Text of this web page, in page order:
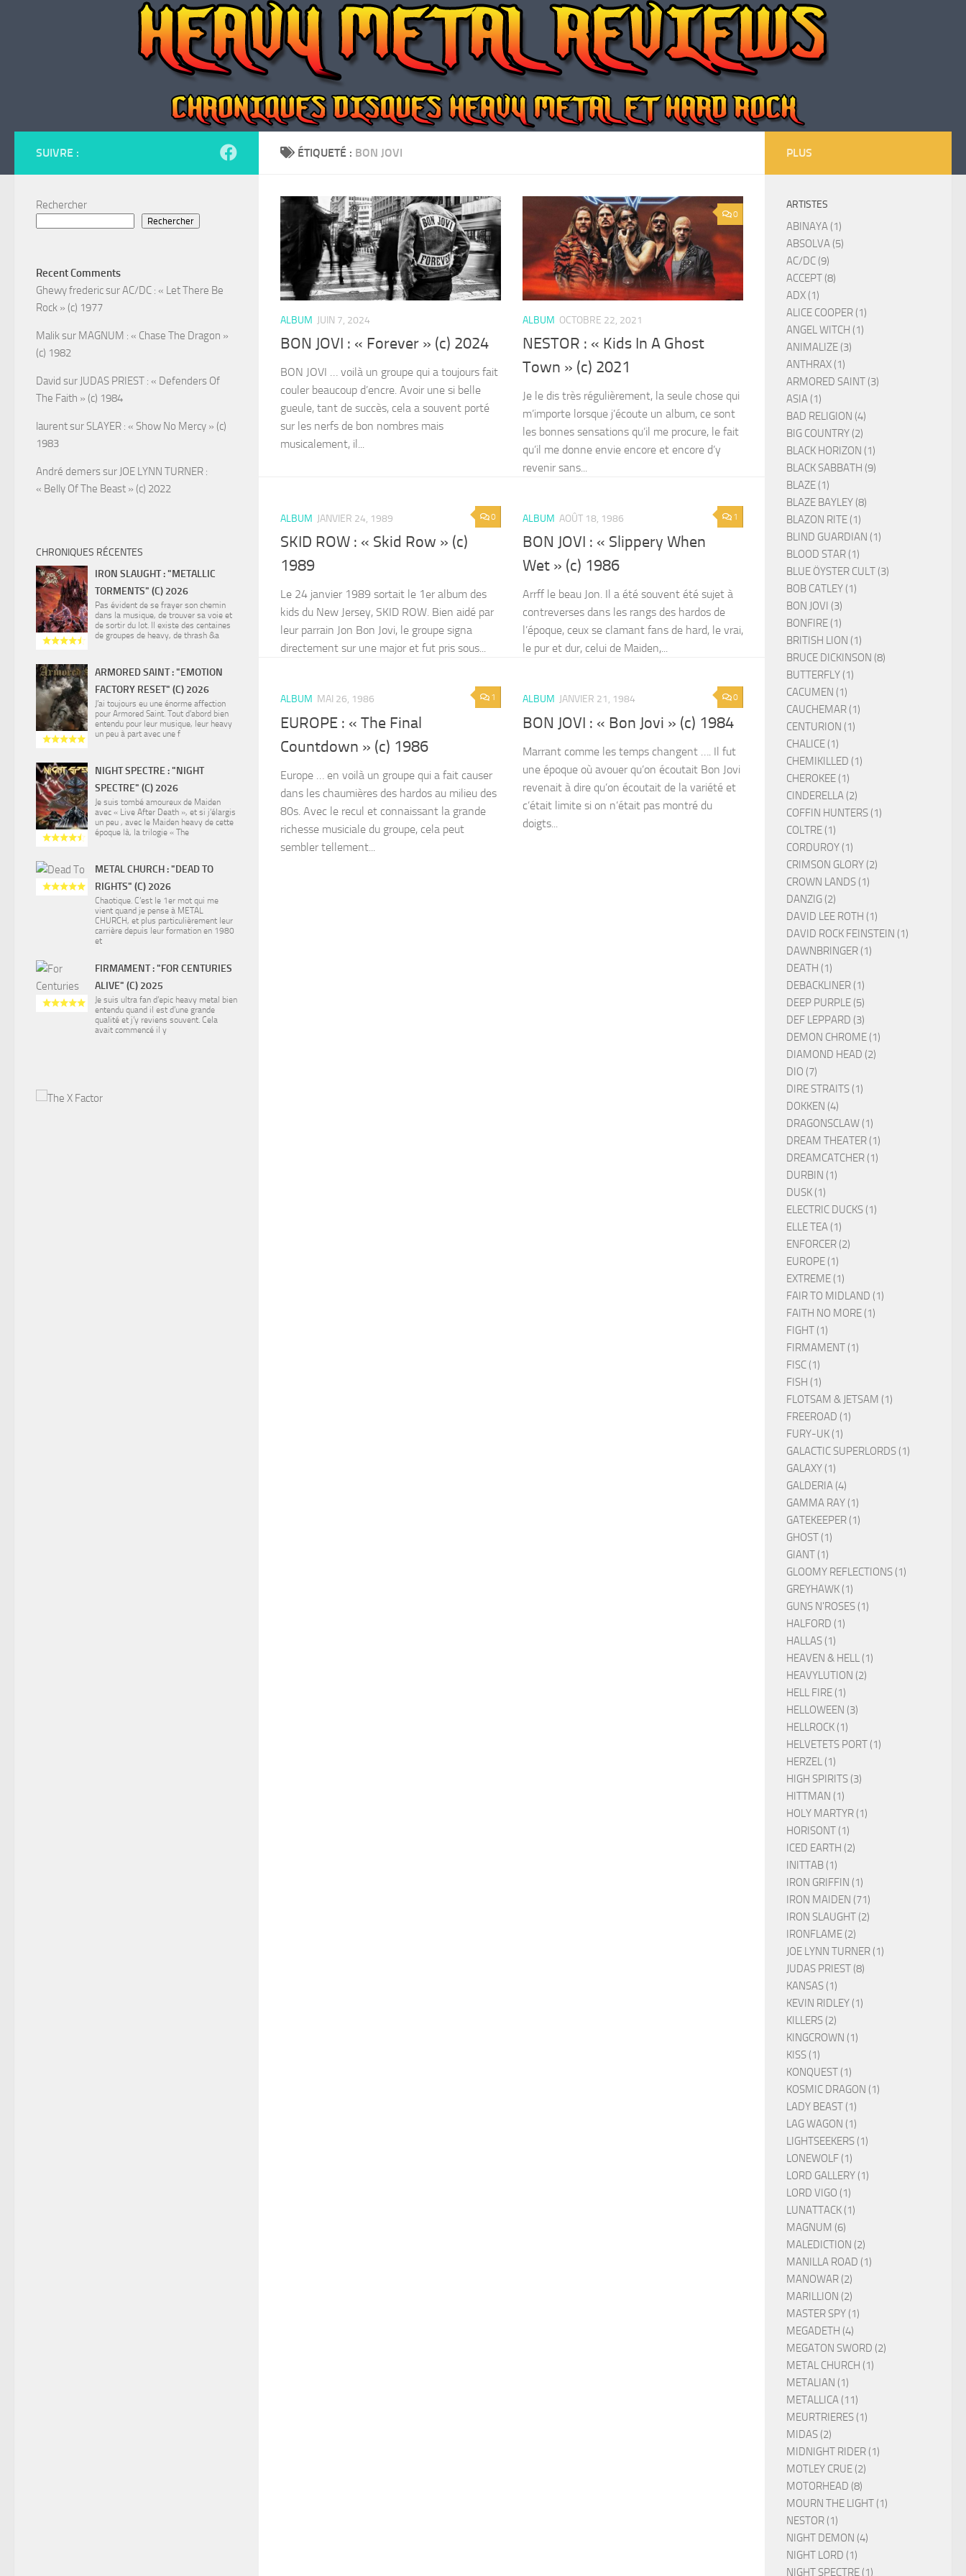
ÉTIQUETÉ : BON JOVI
ALBUM JUIN 7, 2024
BON JOVI : « Forever » (c) 2024
BON JOVI … voilà un groupe qui a toujours fait
couler beaucoup d’encre. Avoir une si belle
gueule, tant de succès, cela a souvent porté
sur les nerfs de bon nombres mais
musicalement, il...
0
ALBUM OCTOBRE 22, 2021
NESTOR : « Kids In A Ghost
Town » (c) 2021
Je le dis très régulièrement, la seule chose qui
m’importe lorsque j’écoute un album, ce sont
les bonnes sensations qu’il me procure, le fait
qu’il me donne envie encore et encore d’y
revenir sans...
0
ALBUM JANVIER 24, 1989
SKID ROW : « Skid Row » (c)
1989
Le 24 janvier 1989 sortait le 1er album des
kids du New Jersey, SKID ROW. Bien aidé par
leur parrain Jon Bon Jovi, le groupe signa
directement sur une major et fut pris sous...
1
ALBUM AOÛT 18, 1986
BON JOVI : « Slippery When
Wet » (c) 1986
Arrff le beau Jon. Il a été souvent été sujet à
contreverses dans les rangs des hardos de
l’époque, ceux se clamant fans de hard, le vrai,
le pur et dur, celui de Maiden,...
1
ALBUM MAI 26, 1986
EUROPE : « The Final
Countdown » (c) 1986
Europe … en voilà un groupe qui a fait causer
dans les chaumières des hardos au milieu des
80s. Avec le recul et connaissant la grande
richesse musiciale du groupe, cela peut
sembler tellement...
0
ALBUM JANVIER 21, 1984
BON JOVI : « Bon Jovi » (c) 1984
Marrant comme les temps changent …. Il fut
une époque où avouer qu’on écoutait Bon Jovi
revenait à dire qu’on écoutait de la variété et
c’était limite si on n’était pas montré du
doigts...
SUIVRE :
Rechercher
Rechercher
Recent Comments
Ghewy fredericsurAC/DC : « Let There Be
Rock » (c) 1977
Maliksur MAGNUM : « Chase The Dragon »
(c) 1982
David sur JUDAS PRIEST : « Defenders Of
The Faith » (c) 1984
laurentsur SLAYER : « Show No Mercy » (c)
1983
André demerssur JOE LYNN TURNER :
« Belly Of The Beast » (c) 2022
CHRONIQUES RÉCENTES
IRON SLAUGHT : "METALLIC
TORMENTS" (C) 2026
Pas évident de se frayer son chemin
dans la musique, de trouver sa voie et
de sortir du lot. Il existe des centaines
de groupes de heavy, de thrash &a
ARMORED SAINT : "EMOTION
FACTORY RESET" (C) 2026
J’ai toujours eu une énorme affection
pour Armored Saint. Tout d’abord bien
entendu pour leur musique, leur heavy
un peu à part avec une f
NIGHT SPECTRE : "NIGHT
SPECTRE" (C) 2026
Je suis tombé amoureux de Maiden
avec « Live After Death », et si j’élargis
un peu , avec le Maiden heavy de cette
époque là, la trilogie « The
METAL CHURCH : "DEAD TO
RIGHTS" (C) 2026
Chaotique. C’est le 1er mot qui me
vient quand je pense à METAL
CHURCH, et plus particulièrement leur
carrière depuis leur formation en 1980
et
FIRMAMENT : "FOR CENTURIES
ALIVE" (C) 2025
Je suis ultra fan d’epic heavy metal bien
entendu quand il est d’une grande
qualité et j’y reviens souvent. Cela
avait commencé il y
PLUS
ARTISTES
ABINAYA (1)
ABSOLVA (5)
AC/DC (9)
ACCEPT (8)
ADX (1)
ALICE COOPER (1)
ANGEL WITCH (1)
ANIMALIZE (3)
ANTHRAX (1)
ARMORED SAINT (3)
ASIA (1)
BAD RELIGION (4)
BIG COUNTRY (2)
BLACK HORIZON (1)
BLACK SABBATH (9)
BLAZE (1)
BLAZE BAYLEY (8)
BLAZON RITE (1)
BLIND GUARDIAN (1)
BLOOD STAR (1)
BLUE ÖYSTER CULT (3)
BOB CATLEY (1)
BON JOVI (3)
BONFIRE (1)
BRITISH LION (1)
BRUCE DICKINSON (8)
BUTTERFLY (1)
CACUMEN (1)
CAUCHEMAR (1)
CENTURION (1)
CHALICE (1)
CHEMIKILLED (1)
CHEROKEE (1)
CINDERELLA (2)
COFFIN HUNTERS (1)
COLTRE (1)
CORDUROY (1)
CRIMSON GLORY (2)
CROWN LANDS (1)
DANZIG (2)
DAVID LEE ROTH (1)
DAVID ROCK FEINSTEIN (1)
DAWNBRINGER (1)
DEATH (1)
DEBACKLINER (1)
DEEP PURPLE (5)
DEF LEPPARD (3)
DEMON CHROME (1)
DIAMOND HEAD (2)
DIO (7)
DIRE STRAITS (1)
DOKKEN (4)
DRAGONSCLAW (1)
DREAM THEATER (1)
DREAMCATCHER (1)
DURBIN (1)
DUSK (1)
ELECTRIC DUCKS (1)
ELLE TEA (1)
ENFORCER (2)
EUROPE (1)
EXTREME (1)
FAIR TO MIDLAND (1)
FAITH NO MORE (1)
FIGHT (1)
FIRMAMENT (1)
FISC (1)
FISH (1)
FLOTSAM & JETSAM (1)
FREEROAD (1)
FURY-UK (1)
GALACTIC SUPERLORDS (1)
GALAXY (1)
GALDERIA (4)
GAMMA RAY (1)
GATEKEEPER (1)
GHOST (1)
GIANT (1)
GLOOMY REFLECTIONS (1)
GREYHAWK (1)
GUNS N'ROSES (1)
HALFORD (1)
HALLAS (1)
HEAVEN & HELL (1)
HEAVYLUTION (2)
HELL FIRE (1)
HELLOWEEN (3)
HELLROCK (1)
HELVETETS PORT (1)
HERZEL (1)
HIGH SPIRITS (3)
HITTMAN (1)
HOLY MARTYR (1)
HORISONT (1)
ICED EARTH (2)
INITTAB (1)
IRON GRIFFIN (1)
IRON MAIDEN (71)
IRON SLAUGHT (2)
IRONFLAME (2)
JOE LYNN TURNER (1)
JUDAS PRIEST (8)
KANSAS (1)
KEVIN RIDLEY (1)
KILLERS (2)
KINGCROWN (1)
KISS (1)
KONQUEST (1)
KOSMIC DRAGON (1)
LADY BEAST (1)
LAG WAGON (1)
LIGHTSEEKERS (1)
LONEWOLF (1)
LORD GALLERY (1)
LORD VIGO (1)
LUNATTACK (1)
MAGNUM (6)
MALEDICTION (2)
MANILLA ROAD (1)
MANOWAR (2)
MARILLION (2)
MASTER SPY (1)
MEGADETH (4)
MEGATON SWORD (2)
METAL CHURCH (1)
METALIAN (1)
METALLICA (11)
MEURTRIERES (1)
MIDAS (2)
MIDNIGHT RIDER (1)
MOTLEY CRUE (2)
MOTORHEAD (8)
MOURN THE LIGHT (1)
NESTOR (1)
NIGHT DEMON (4)
NIGHT LORD (1)
NIGHT SPECTRE (1)